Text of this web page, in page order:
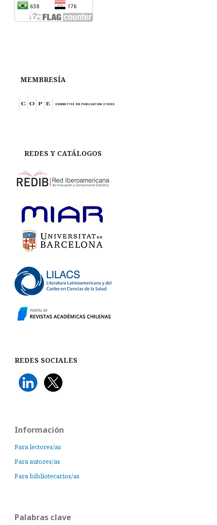
MEMBRESÍA
REDES Y CATÁLOGOS
REDES SOCIALES
Información
Para lectores/as
Para autores/as
Para bibliotecarios/as
Palabras clave